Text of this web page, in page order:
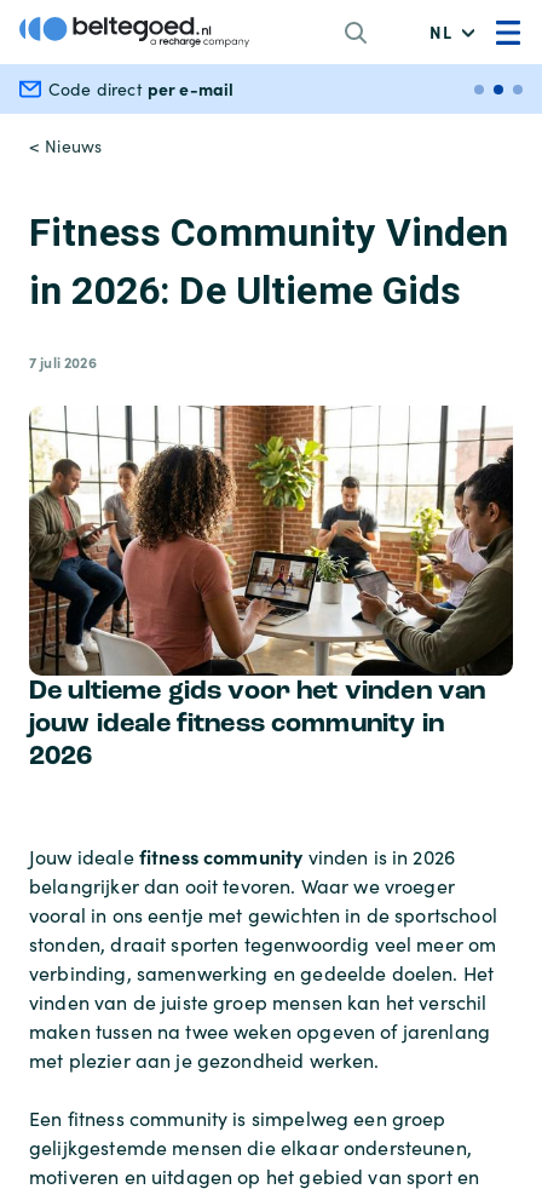
NL
Code direct per e-mail
< Nieuws
Fitness Community Vinden
in 2026: De Ultieme Gids
7 juli 2026
De ultieme gids voor het vinden van
jouw ideale fitness community in
2026
Jouw idealefitness community vinden is in 2026
belangrijker dan ooit tevoren. Waar we vroeger
vooral in ons eentje met gewichten in de sportschool
stonden, draait sporten tegenwoordig veel meer om
verbinding, samenwerking en gedeelde doelen. Het
vinden van de juiste groep mensen kan het verschil
maken tussen na twee weken opgeven of jarenlang
met plezier aan je gezondheid werken.
Een fitness community is simpelweg een groep
gelijkgestemde mensen die elkaar ondersteunen,
motiveren en uitdagen op het gebied van sport en